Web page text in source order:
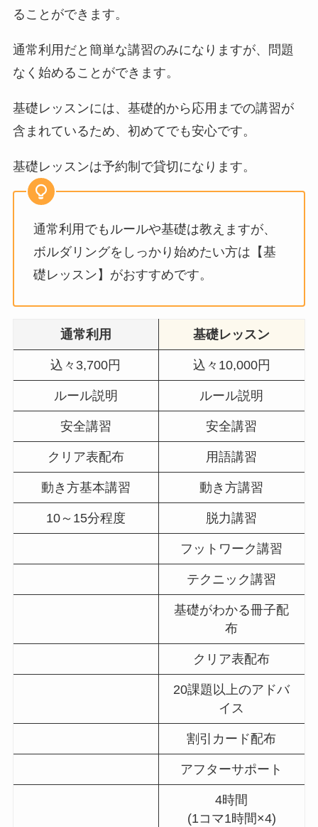
アクセス
【千葉】クライミング飛鳥
までの道のりと駐車場【ボ
ることができます。
通常利用だと簡単な講習のみになりますが、問題
なく始めることができます。
基礎レッスンには、基礎的から応用までの講習が
含まれているため、初めてでも安心です。
基礎レッスンは予約制で貸切になります。
通常利用でもルールや基礎は教えますが、
ボルダリングをしっかり始めたい方は【基
礎レッスン】がおすすめです。
通常利用 基礎レッスン
込々3,700円 込々10,000円
ルール説明 ルール説明
安全講習 安全講習
クリア表配布 用語講習
動き方基本講習 動き方講習
10～15分程度 脱力講習
フットワーク講習
テクニック講習
基礎がわかる冊子配
布
クリア表配布
20課題以上のアドバ
イス
割引カード配布
アフターサポート
4時間
(1コマ1時間×4)